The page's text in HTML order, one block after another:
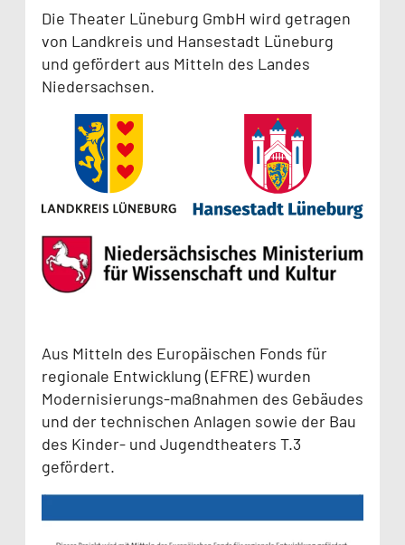
Die Theater Lüneburg GmbH wird getragen
von Landkreis und Hansestadt Lüneburg
und gefördert aus Mitteln des Landes
Niedersachsen.
Aus Mitteln des Europäischen Fonds für
regionale Entwicklung (EFRE) wurden
Modernisierungs-maßnahmen des Gebäudes
und der technischen Anlagen sowie der Bau
des Kinder- und Jugendtheaters T.3
gefördert.